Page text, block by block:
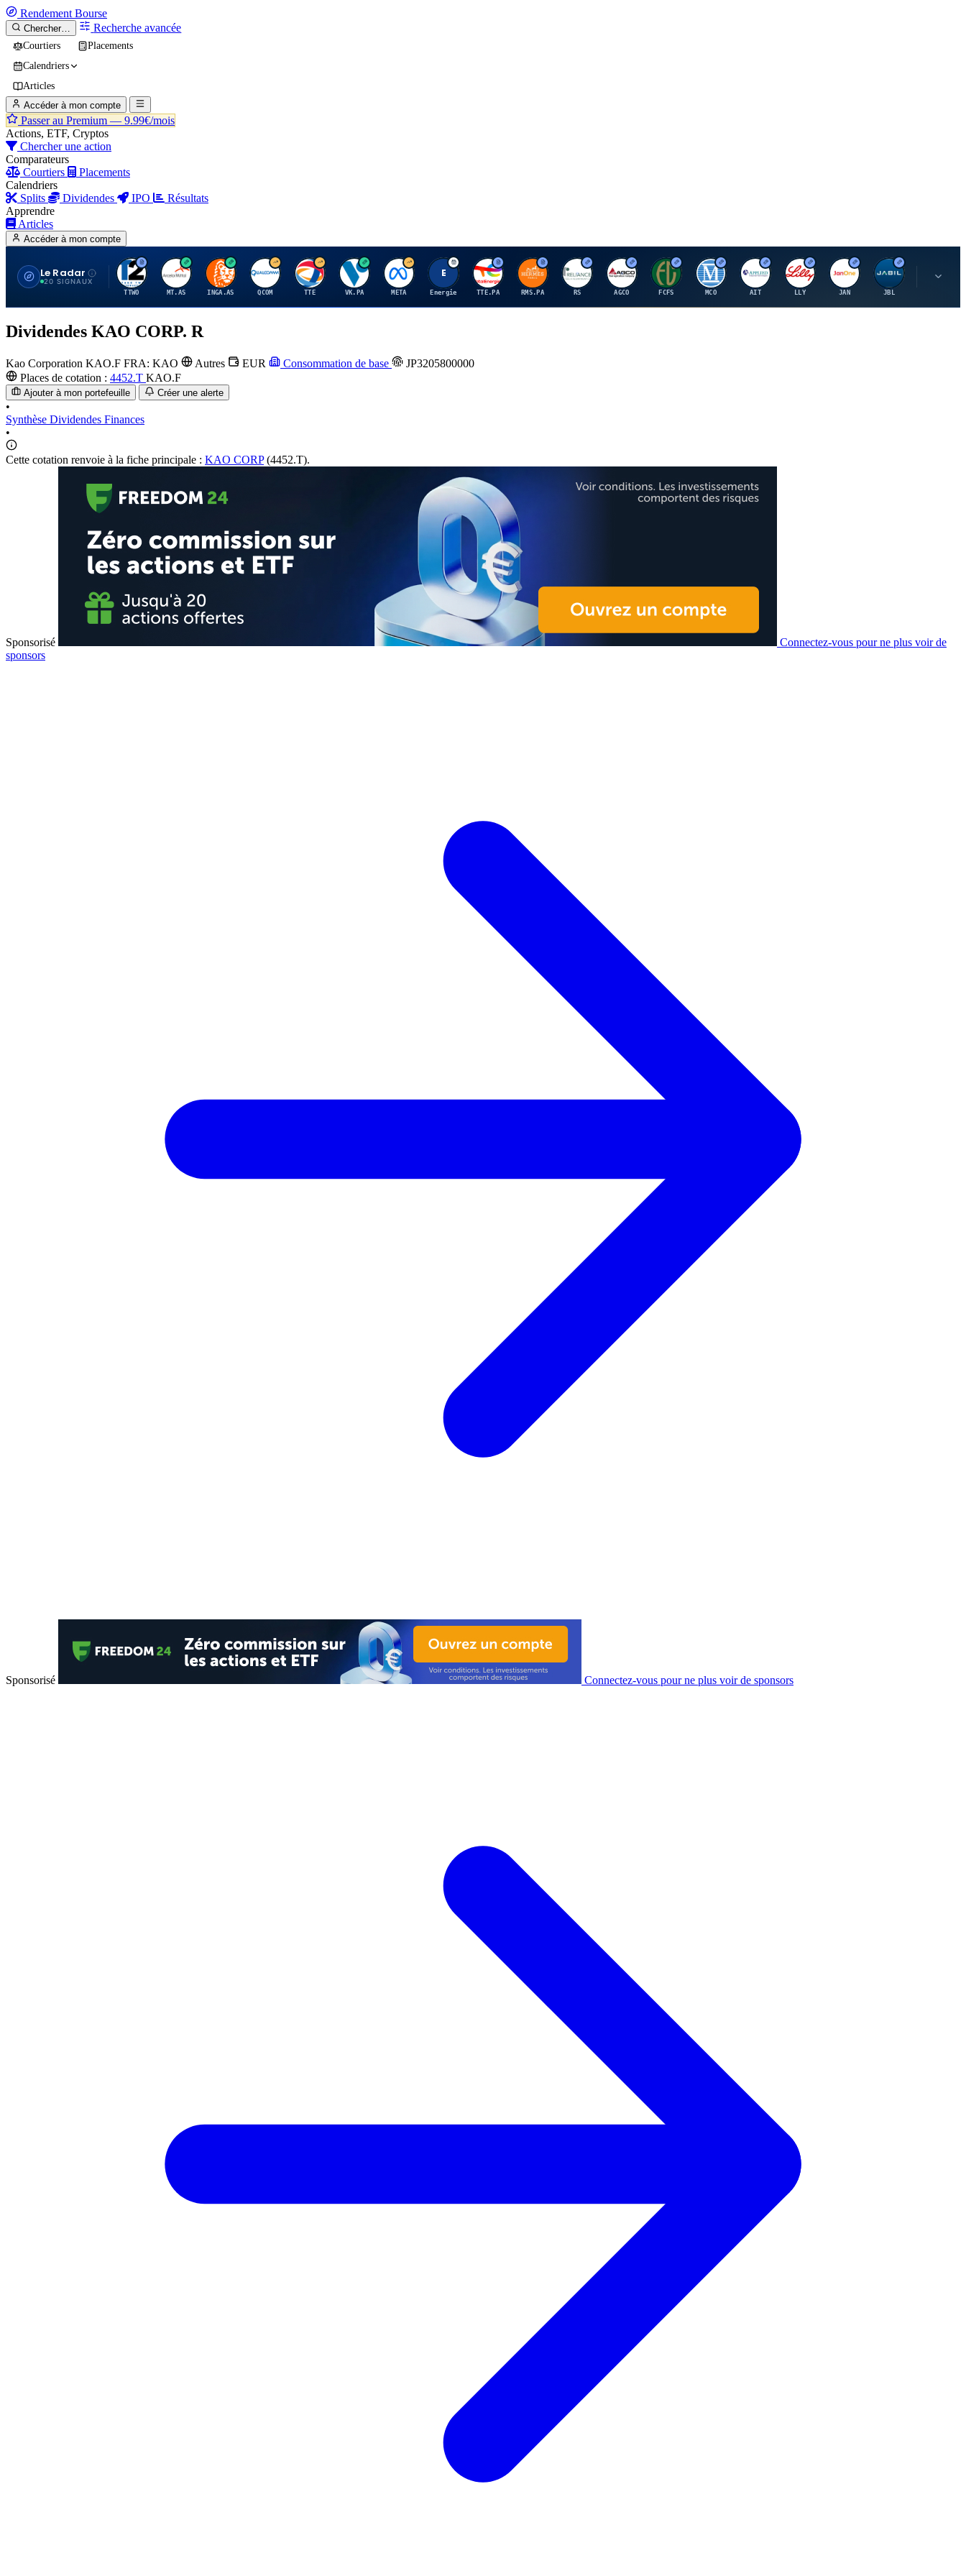
Rendement Bourse
Chercher… Recherche avancée
Courtiers
Placements
Calendriers
Articles
Accéder à mon compte
Passer au Premium — 9.99€/mois
Actions, ETF, Cryptos
Chercher une action
Comparateurs
Courtiers
Placements
Calendriers
Splits
Dividendes IPO
Résultats
Apprendre
Articles
Accéder à mon compte
Le Radar
20 SIGNAUX
T
TTWO
A
MT.AS
I
INGA.AS
Q
QCOM
T
TTE
V
VK.PA
M
META
E
Energie
T
TTE.PA
H
RMS.PA
R
RS
A
AGCO
F
FCFS
M
MCO
A
AIT
E
LLY
J
JAN
J
JBL
P
Dividendes KAO CORP. R
Kao Corporation KAO.F FRA: KAO Autres EUR Consommation de base
JP3205800000
Places de cotation : 4452.T KAO.F
Ajouter à mon portefeuille Créer une alerte
•
Synthèse Dividendes Finances
•
Cette cotation renvoie à la fiche principale : KAO CORP(4452.T).
Sponsorisé
Connectez-vous pour ne plus voir de
sponsors
Sponsorisé Connectez-vous pour ne plus voir de sponsors